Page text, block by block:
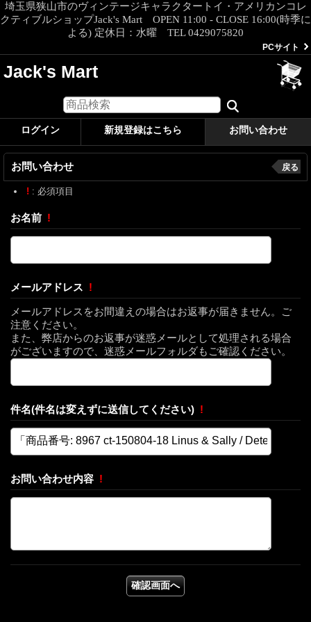
埼玉県狭山市のヴィンテージキャラクタートイ・アメリカンコレ
クティブルショップJack's Mart OPEN 11:00 - CLOSE 16:00(時季に
よる) 定休日：水曜 TEL 0429075820
PCサイト
Jack's Mart
ログイン 新規登録はこちら お問い合わせ
お問い合わせ 戻る
! : 必須項目
お名前 !
メールアドレス !
メールアドレスをお間違えの場合はお返事が届きません。ご
注意ください。
また、弊店からのお返事が迷惑メールとして処理される場合
がございますので、迷惑メールフォルダもご確認ください。
件名(件名は変えずに送信してください) !
お問い合わせ内容 !